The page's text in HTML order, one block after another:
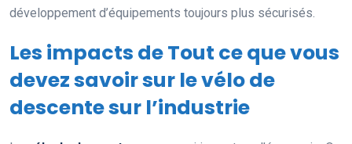
développement d’équipements toujours plus sécurisés.
Les impacts de Tout ce que vous
devez savoir sur le vélo de
descente sur l’industrie